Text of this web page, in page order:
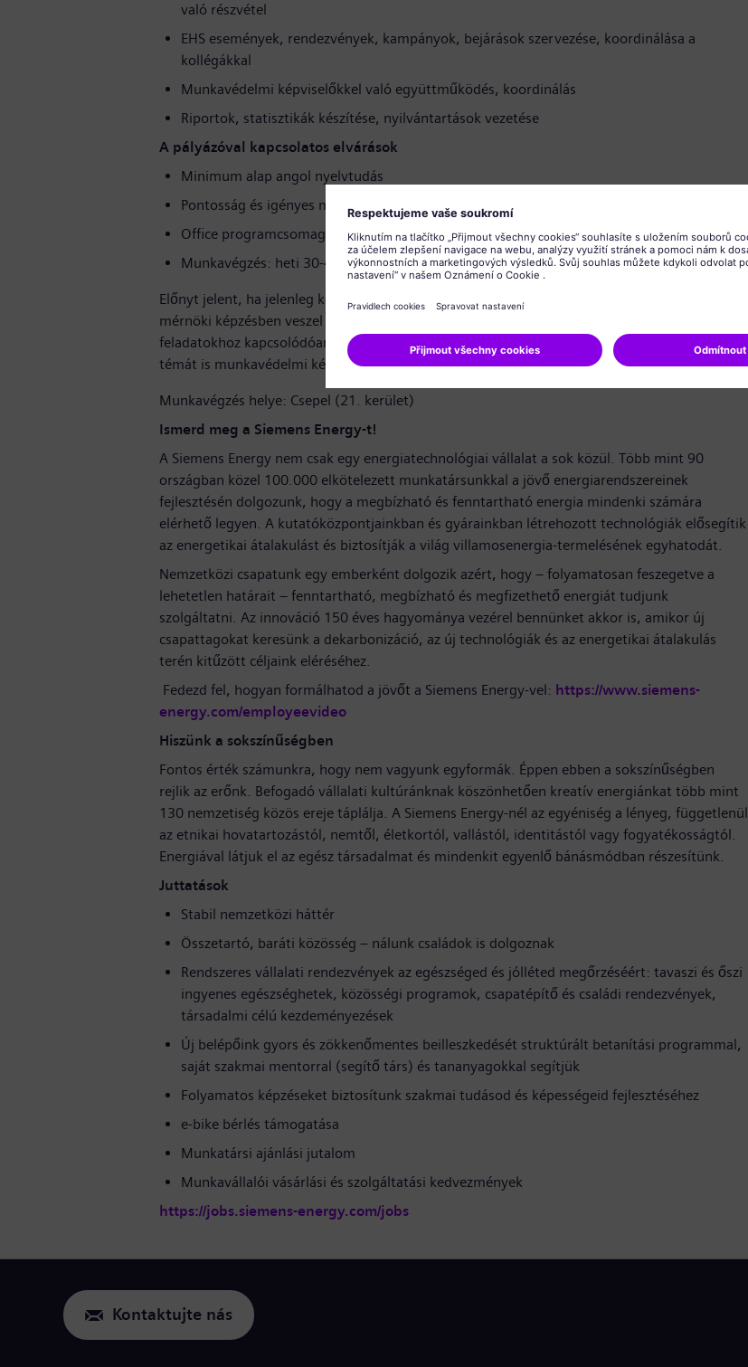
való részvétel
EHS események, rendezvények, kampányok, bejárások szervezése, koordinálása a
kollégákkal
Munkavédelmi képviselőkkel való együttműködés, koordinálás
Riportok, statisztikák készítése, nyilvántartások vezetése
A pályázóval kapcsolatos elvárások
Minimum alap angol nyelvtudás
Pontosság és igényes munkavégzés
Office programcsomag felhasználói szintű ismerete
Munkavégzés: heti 30-40 óra között
Előnyt jelent, ha jelenleg közép vagy felsőfokú munkavédelmi képzésben, esetleg EHS
mérnöki képzésben veszel részt vagy Tűzvédelmi szakirányú végzettséggel rendelkezel.A
feladatokhoz kapcsolódóan biztosítani tudunk szakmai gyakorlati helyet vagy szakdolgozati
témát is munkavédelmi képzéshez kapcsolódó területen.
Munkavégzés helye: Csepel (21. kerület)
Ismerd meg a Siemens Energy-t!
A Siemens Energy nem csak egy energiatechnológiai vállalat a sok közül. Több mint 90
országban közel 100.000 elkötelezett munkatársunkkal a jövő energiarendszereinek
fejlesztésén dolgozunk, hogy a megbízható és fenntartható energia mindenki számára
elérhető legyen. A kutatóközpontjainkban és gyárainkban létrehozott technológiák elősegítik
az energetikai átalakulást és biztosítják a világ villamosenergia-termelésének egyhatodát.
Nemzetközi csapatunk egy emberként dolgozik azért, hogy – folyamatosan feszegetve a
lehetetlen határait – fenntartható, megbízható és megfizethető energiát tudjunk
szolgáltatni. Az innováció 150 éves hagyománya vezérel bennünket akkor is, amikor új
csapattagokat keresünk a dekarbonizáció, az új technológiák és az energetikai átalakulás
terén kitűzött céljaink eléréséhez.
Fedezd fel, hogyan formálhatod a jövőt a Siemens Energy-vel: https://www.siemens-
energy.com/employeevideo
Hiszünk a sokszínűségben
Fontos érték számunkra, hogy nem vagyunk egyformák. Éppen ebben a sokszínűségben
rejlik az erőnk. Befogadó vállalati kultúránknak köszönhetően kreatív energiánkat több mint
130 nemzetiség közös ereje táplálja. A Siemens Energy-nél az egyéniség a lényeg, függetlenül
az etnikai hovatartozástól, nemtől, életkortól, vallástól, identitástól vagy fogyatékosságtól.
Energiával látjuk el az egész társadalmat és mindenkit egyenlő bánásmódban részesítünk.
Juttatások
Stabil nemzetközi háttér
Összetartó, baráti közösség – nálunk családok is dolgoznak
Rendszeres vállalati rendezvények az egészséged és jólléted megőrzéséért: tavaszi és őszi
ingyenes egészséghetek, közösségi programok, csapatépítő és családi rendezvények,
társadalmi célú kezdeményezések
Új belépőink gyors és zökkenőmentes beilleszkedését struktúrált betanítási programmal,
saját szakmai mentorral (segítő társ) és tananyagokkal segítjük
Folyamatos képzéseket biztosítunk szakmai tudásod és képességeid fejlesztéséhez
e-bike bérlés támogatása
Munkatársi ajánlási jutalom
Munkavállalói vásárlási és szolgáltatási kedvezmények
https://jobs.siemens-energy.com/jobs
Kontaktujte nás